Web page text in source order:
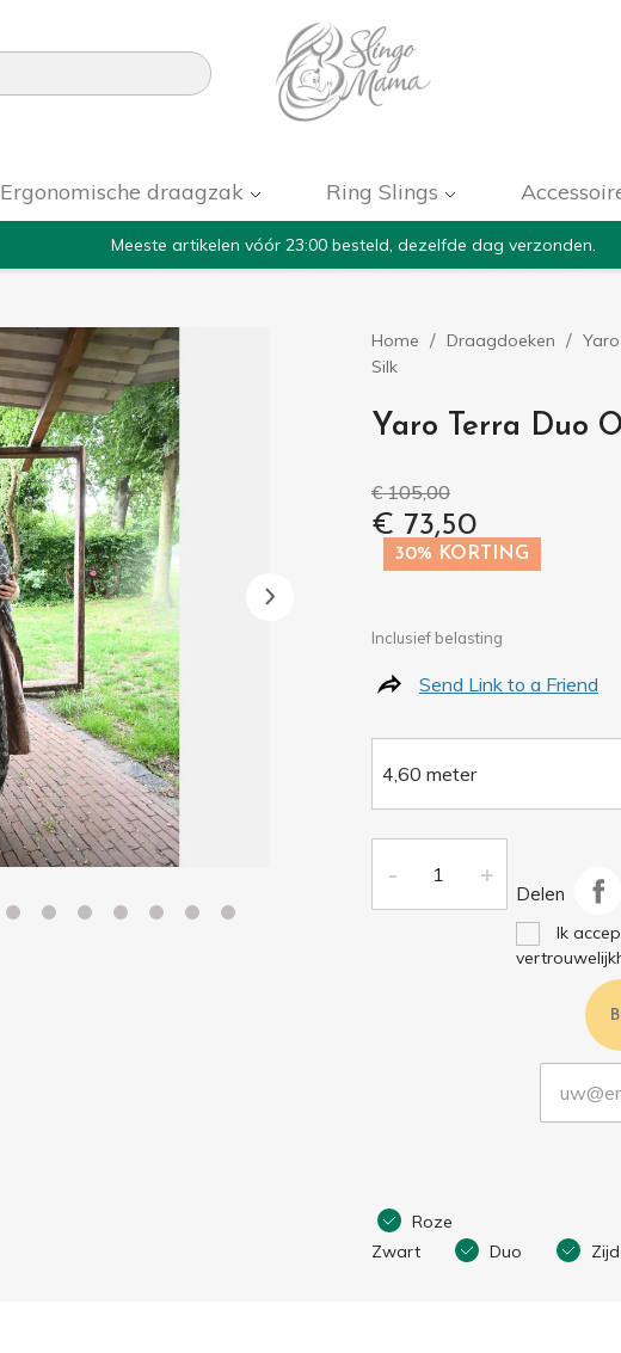
Ergonomische draagzak Ring Slings
Meeste artikelen vóór 23:00 besteld, dezelfde dag verzonden.
Home Draagdoeken
Silk
Yaro Terra Duo
€ 105,00
€ 73,50
30% KORTING
Inclusief belasting
Send Link to a Friend
Delen
Ik
Roze
Zwart
Duo